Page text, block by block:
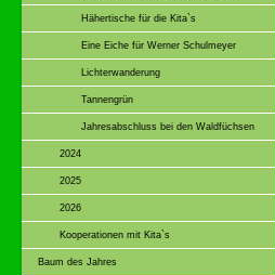
Hähertische für die Kita`s
Eine Eiche für Werner Schulmeyer
Lichterwanderung
Tannengrün
Jahresabschluss bei den Waldfüchsen
2024
2025
2026
Kooperationen mit Kita`s
Baum des Jahres